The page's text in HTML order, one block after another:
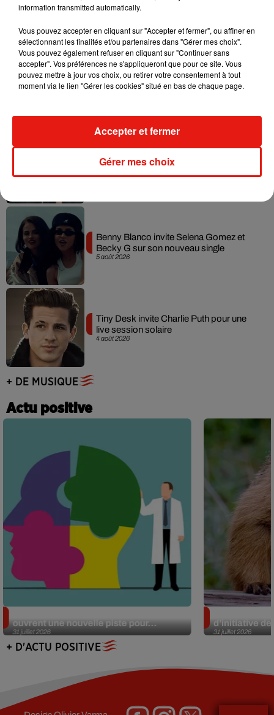
7 août 2026
Sensation » avec Kylie Minogue
Tayc et Didi B dévoilent le single le plus
dansant de l’année
7 août 2026
Angèle et Amélie Lens dévoilent leur
collaboration tant attendue
5 août 2026
Benny Blanco invite Selena Gomez et
Becky G sur son nouveau single
4 août 2026
Tiny Desk invite Charlie Puth pour une
live session solaire
+ DE MUSIQUE
Actu positive
31 juillet 2026
ouvrent une nouvelle piste pour...
31 juillet 2026
d’initiative
+ D'ACTU POSITIVE
information transmitted automatically.
Vous pouvez accepter en cliquant sur "Accepter et fermer", ou affiner en
sélectionnant les finalités et/ou partenaires dans "Gérer mes choix".
Vous pouvez également refuser en cliquant sur "Continuer sans
accepter". Vos préférences ne s'appliqueront que pour ce site. Vous
pouvez mettre à jour vos choix, ou retirer votre consentement à tout
moment via le lien "Gérer les cookies" situé en bas de chaque page.
Gérer mes choix
Accepter et fermer